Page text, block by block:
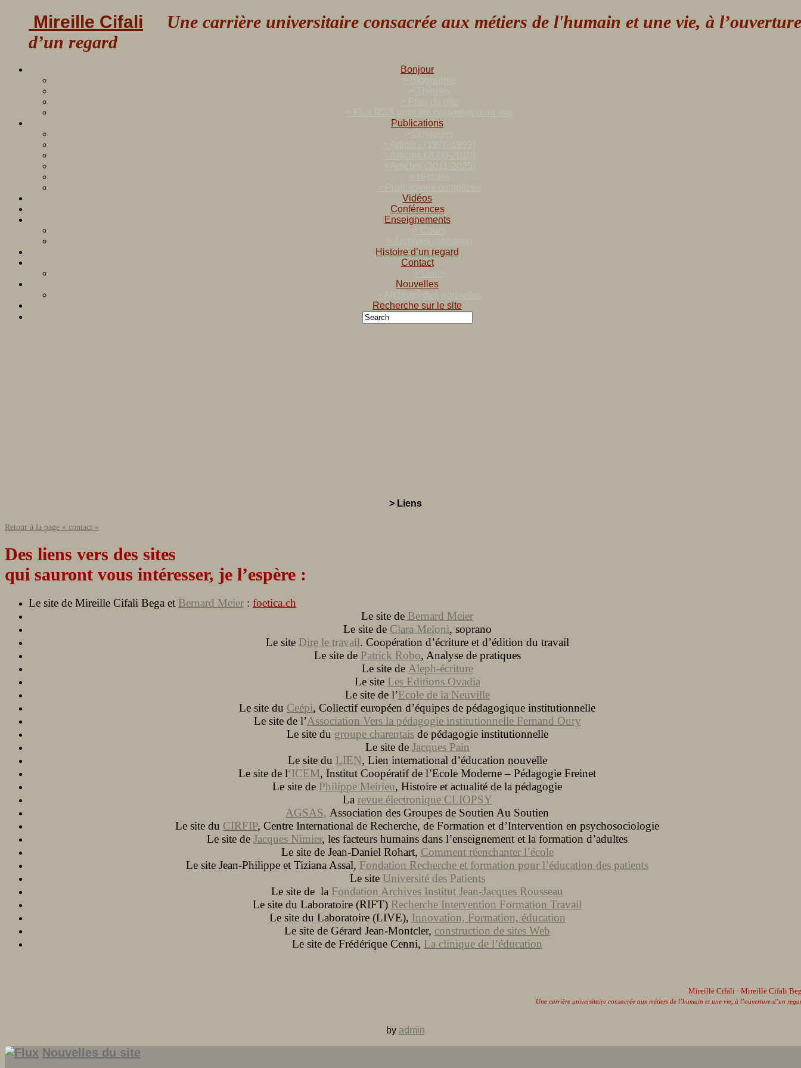
Mireille Cifali Une carrière universitaire consacrée aux métiers de l'humain et une vie, à l’ouverture
d’un regard
Bonjour
> Biographie
> Thèmes
> Plan du site
> Flux RSS pour les nouvelles d’un site
Publications
> Ouvrages
> Articles (1976-1999)
> Articles (2000-2010)
> Articles (2011-2025)
> Histoire
> Productions complices
Vidéos
Conférences
Enseignements
> Cours
> Archives (sonores)
Histoire d’un regard
Contact
> Liens
Nouvelles
> Archives des nouvelles
Recherche sur le site
> Liens
Retour à la page « contact »
Des liens vers des sites
qui sauront vous intéresser, je l’espère :
Le site de Mireille Cifali Bega et Bernard Meier : foetica.ch
Le site de Bernard Meier
Le site de Clara Meloni, soprano
Le site Dire le travail. Coopération d’écriture et d’édition du travail
Le site de Patrick Robo, Analyse de pratiques
Le site de Aleph-écriture
Le site Les Editions Ovadia
Le site de l’Ecole de la Neuville
Le site du Ceépi, Collectif européen d’équipes de pédagogique institutionnelle
Le site de l’Association Vers la pédagogie institutionnelle Fernand Oury
Le site du groupe charentaisde pédagogie institutionnelle
Le site de Jacques Pain
Le site du LIEN, Lien international d’éducation nouvelle
Le site de l‘ICEM, Institut Coopératif de l’Ecole Moderne – Pédagogie Freinet
Le site de Philippe Meirieu, Histoire et actualité de la pédagogie
La revue électronique CLIOPSY
AGSAS, Association des Groupes de Soutien Au Soutien
Le site du CIRFIP, Centre International de Recherche, de Formation et d’Intervention en psychosociologie
Le site de Jacques Nimier, les facteurs humains dans l’enseignement et la formation d’adultes
Le site de Jean-Daniel Rohart, Comment réenchanter l’école
Le site Jean-Philippe et Tiziana Assal, Fondation Recherche et formation pour l’éducation des patients
Le site Université des Patients
Le site de la Fondation Archives Institut Jean-Jacques Rousseau
Le site du Laboratoire (RIFT) Recherche Intervention Formation Travail
Le site du Laboratoire (LIVE), Innovation, Formation, éducation
Le site de Gérard Jean-Montcler, construction de sites Web
Le site de Frédérique Cenni, La clinique de l’éducation
Mireille Cifali · Mireille Cifali
Une carrière universitaire consacrée aux métiers de l’humain et une vie, à l’ouverture d’un
by admin
Nouvelles du site